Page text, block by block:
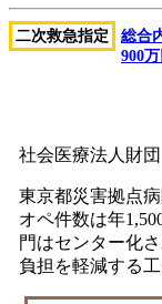
二次救急指定
総合
900
社会医療法人財
東京都災害拠点
オペ件数は年
門はセンター化
負担を軽減する